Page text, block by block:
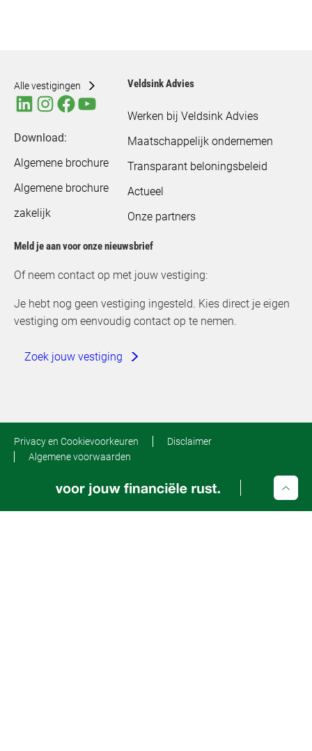
Alle vestigingen
Download:
Algemene brochure
Algemene brochure
zakelijk
Veldsink Advies
Werken bij Veldsink Advies
Maatschappelijk ondernemen
Transparant beloningsbeleid
Actueel
Onze partners
Meld je aan voor onze nieuwsbrief
Of neem contact op met jouw vestiging:
Je hebt nog geen vestiging ingesteld. Kies direct je eigen
vestiging om eenvoudig contact op te nemen.
Zoek jouw vestiging
Privacy en Cookievoorkeuren
Disclaimer
Algemene voorwaarden